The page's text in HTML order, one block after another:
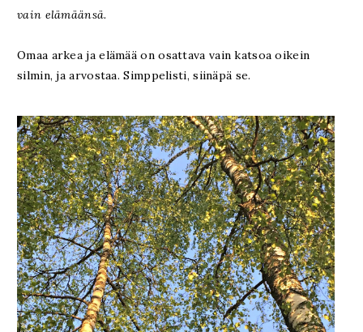
vain elämäänsä.
Omaa arkea ja elämää on osattava vain katsoa oikein
silmin, ja arvostaa. Simppelisti, siinäpä se.